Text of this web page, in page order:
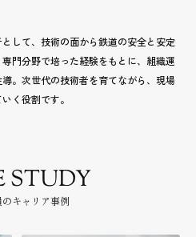
して、技術の面から鉄道の安全と安定
門分野で培った経験をもとに、組織運
。次世代の技術者を育てながら、現場
く役割です。
STUDY
キャリア事例